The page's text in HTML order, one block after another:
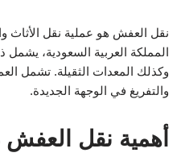
نقل العفش هو عملية نقل الأثاث
المملكة العربية السعودية، يشمل
وكذلك المعدات الثقيلة. تشمل
والتفريغ في الوجهة الجديدة.
أهمية نقل العفش